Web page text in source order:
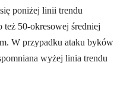
poniżej linii trendu
50-okresowej średniej
W przypadku ataku byków
wyżej linia trendu